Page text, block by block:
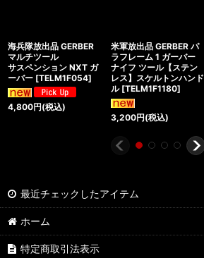
海兵隊放出品 GERBER
マルチツール
サスペンション NXT ガ
ーバー [TELM1F054]
4,800円(税込)
米軍放出品 GERBER パ
ラフレーム 1 ガーバー
ナイフ ツール【ステン
レス】スケルトンハンド
ル [TELM1F1180]
3,200円(税込)
最近チェックしたアイテム
ホーム
特定商取引法表示